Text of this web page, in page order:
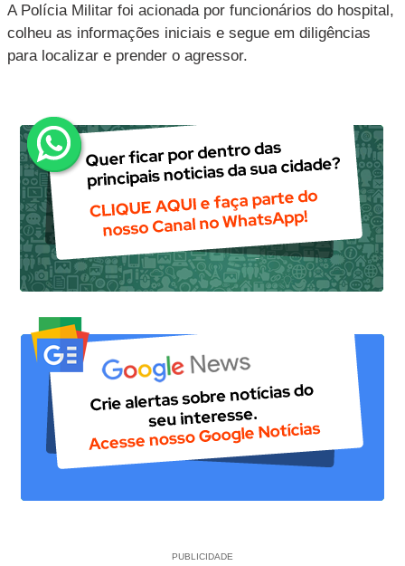
A Polícia Militar foi acionada por funcionários do hospital,
colheu as informações iniciais e segue em diligências
para localizar e prender o agressor.
PUBLICIDADE